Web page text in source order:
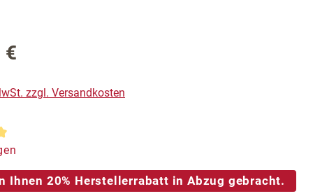
€
zzgl. Versandkosten
Bewertung von 5 von 5 Sternen
Ihnen 20% Herstellerrabatt in Abzug gebracht.